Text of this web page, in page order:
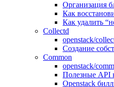
Организация
Как
Как удалить
Collectd
openstack/
Создание
Common
openstack/
Полезные API
Openstack